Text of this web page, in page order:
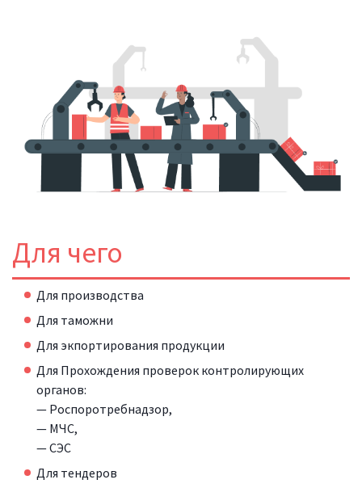
Для чего
Для производства
Для таможни
Для экпортирования продукции
Для Прохождения проверок контролирующих
органов:
— Роспоротребнадзор,
— МЧС,
— СЭС
Для тендеров